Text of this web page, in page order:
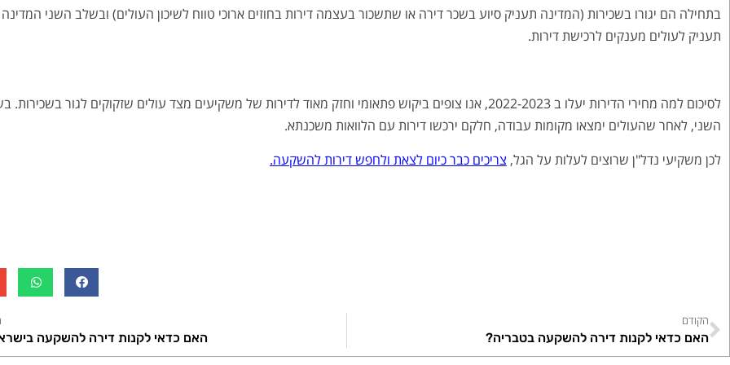
בתחילה הם יגורו בשכירות (המדינה תעניק סיוע בשכר דירה או שתשכור בעצמה דירות בחוזים ארוכי טווח לשיכון העולים) ובשלב השני המדינה
תעניק לעולים מענקים לרכישת דירות.
לסיכום למה מחירי הדירות יעלו ב 2022-2023, אנו צופים ביקוש פתאומי וחזק מאוד לדירות של משקיעים מצד עולים שזקוקים לגור
השני, לאחר שהעולים ימצאו מקומות עבודה, חלקם ירכשו דירות עם הלוואות משכנתא.
לכן משקיעי נדל"ן שרוצים לעלות על הגל, צריכים כבר כיום לצאת ולחפש דירות להשקעה.
הקודם
האם כדאי לקנות דירה להשקעה בטבריה? האם כדאי לקנות דירה להשקעה